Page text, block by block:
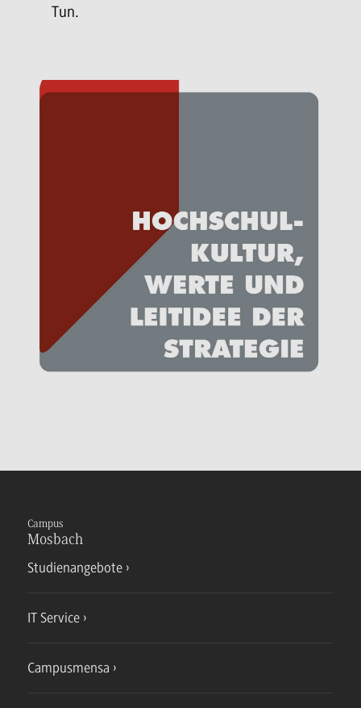
Tun.
Campus
Mosbach
Studienangebote
IT Service
Campusmensa